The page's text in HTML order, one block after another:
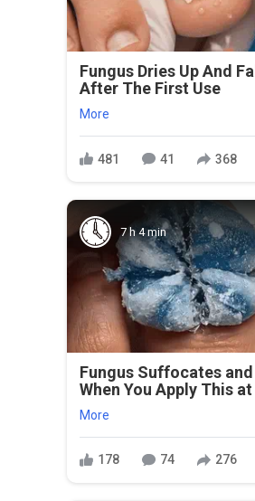
Fungus Dries Up And
After The First Use
More
481 41 368
7 h 4 min
Fungus Suffocates and
When You Apply This
More
178 74 276